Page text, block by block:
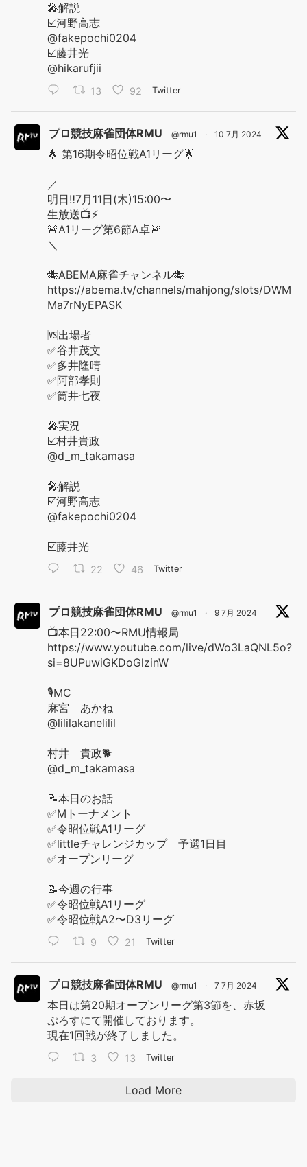
🎤解説
☑️河野高志
@fakepochi0204
☑️藤井光
@hikarufjii
13 92 Twitter
プロ競技麻雀団体RMU @rmu1 · 10 7月 2024
🌟 第16期令昭位戦A1リーグ🌟
／
明日‼️7月11日(木)15:00〜
生放送📺⚡️
🚨A1リーグ第6節A卓🚨
＼
🐝ABEMA麻雀チャンネル🐝
https://abema.tv/channels/mahjong/slots/DWM
Ma7rNyEPASK
🆚出場者
✅谷井茂文
✅多井隆晴
✅阿部孝則
✅筒井七夜
🎤実況
☑️村井貴政
@d_m_takamasa
🎤解説
☑️河野高志
@fakepochi0204
☑️藤井光
22 46 Twitter
プロ競技麻雀団体RMU @rmu1 · 9 7月 2024
📺本日22:00〜RMU情報局
https://www.youtube.com/live/dWo3LaQNL5o?
si=8UPuwiGKDoGlzinW
🎙️MC
麻宮 あかね
@lililakanelilil
村井 貴政🐕
@d_m_takamasa
📝本日のお話
✅Mトーナメント
✅令昭位戦A1リーグ
✅littleチャレンジカップ 予選1日目
✅オープンリーグ
📝今週の行事
✅令昭位戦A1リーグ
✅令昭位戦A2〜D3リーグ
9 21 Twitter
プロ競技麻雀団体RMU @rmu1 · 7 7月 2024
本日は第20期オープンリーグ第3節を、赤坂
ぷろすにて開催しております。
現在1回戦が終了しました。
3 13 Twitter
Load More